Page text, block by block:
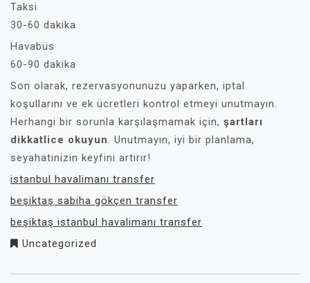
Taksi
30-60 dakika
Havabüs
60-90 dakika
Son olarak, rezervasyonunuzu yaparken, iptal
koşullarını ve ek ücretleri kontrol etmeyi unutmayın.
Herhangi bir sorunla karşılaşmamak için, şartları
dikkatlice okuyun. Unutmayın, iyi bir planlama,
seyahatinizin keyfini artırır!
istanbul havalimanı transfer
beşiktaş sabiha gökçen transfer
beşiktaş istanbul havalimanı transfer
Uncategorized